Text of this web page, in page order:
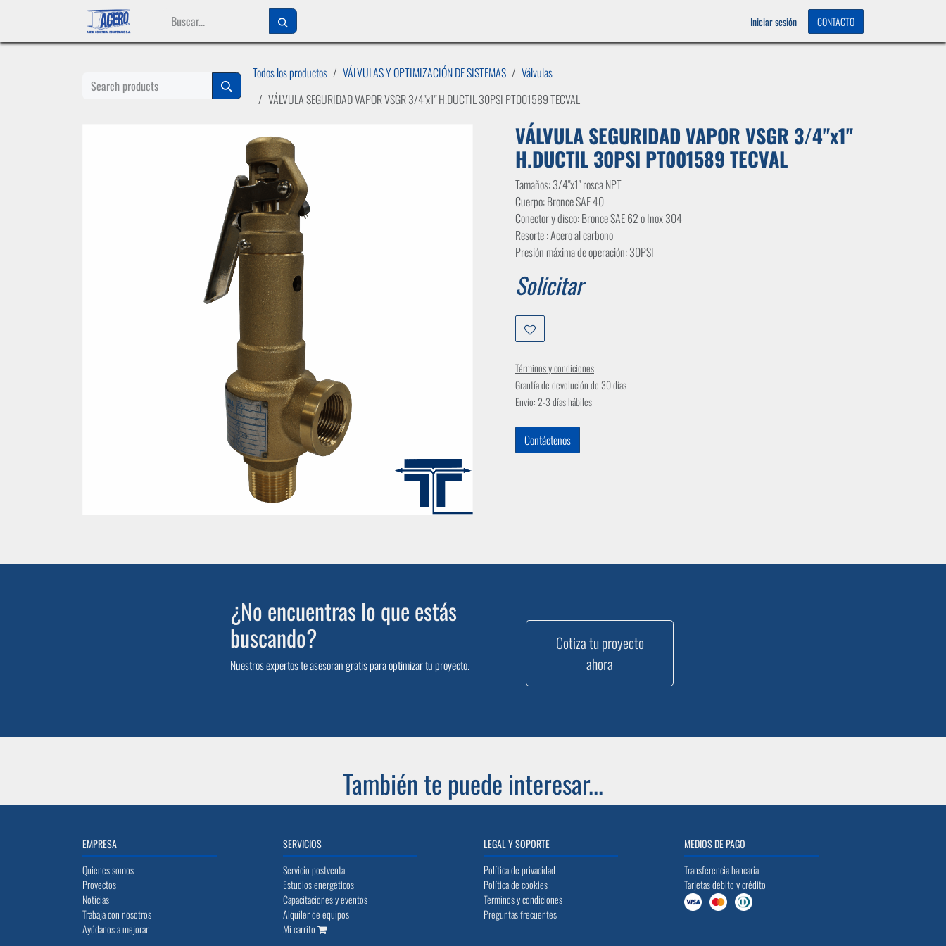
Iniciar sesión CONTACTO
Todos los productos VÁLVULAS Y OPTIMIZACIÓN DE SISTEMAS
Válvulas
VÁLVULA SEGURIDAD VAPOR VSGR 3/4"x1" H.DUCTIL 30PSI PT001589 TECVAL
VÁLVULA SEGURIDAD VAPOR VSGR 3/4"x1"
H.DUCTIL 30PSI PT001589 TECVAL
Tamaños: 3/4"x1" rosca NPT
Cuerpo: Bronce SAE 40
Conector y disco: Bronce SAE 62 o Inox 304
Resorte : Acero al carbono
Presión máxima de operación: 30PSI
Solicitar
Términos y condiciones
Grantía de devolución de 30 días
Envío: 2-3 días hábiles
Contáctenos
¿No encuentras lo que estás
buscando?
Nuestros expertos te asesoran gratis para optimizar tu proyecto.
Cotiza tu proyecto
ahora
También te puede interesar...
EMPRESA
Quienes somos
Proyectos
Noticias
Trabaja con nosotros
Ayúdanos a mejorar
SERVICIOS
Servicio postventa
Estudios energéticos
Capacitaciones y eventos
Alquiler de equipos
Mi carrito
LEGAL Y SOPORTE
Política de privacidad
Política de cookies
Terminos y condiciones
Preguntas frecuentes
MEDIOS DE PAGO
Transferencia bancaria
Tarjetas débito y crédito